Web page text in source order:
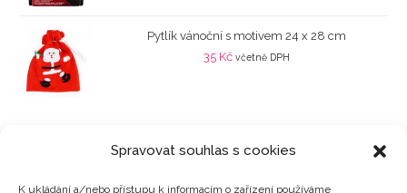
Spravovat souhlas s cookies
K ukládání a/nebo přístupu k informacím o zařízení používáme
Pytlík vánoční s motivem 24 x 28 cm
35 Kč včetně DPH